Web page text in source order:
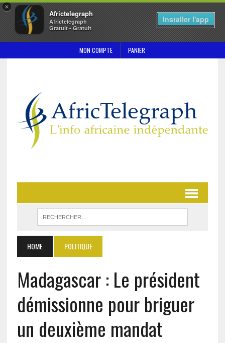
×
Africtelegraph
Africtelegraph
Gratuit - Gratuit
Installer l'app
MON COMPTE PANIER
HOME POLITIQUE
Madagascar : Le président
démissionne pour briguer
un deuxième mandat